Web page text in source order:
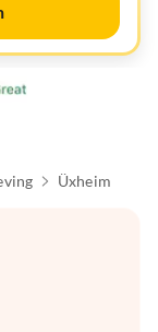
Üxheim